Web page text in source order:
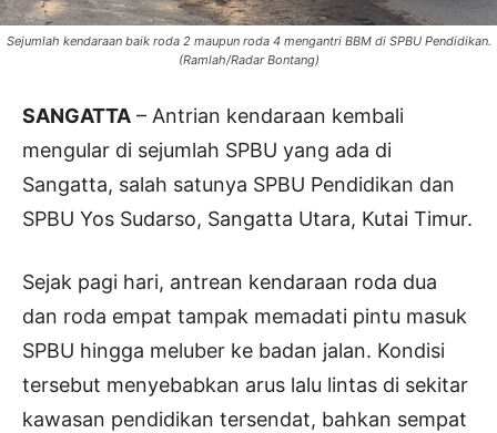
Sejumlah kendaraan baik roda 2 maupun roda 4 mengantri BBM di SPBU Pendidikan.
(Ramlah/Radar Bontang)
SANGATTA – Antrian kendaraan kembali
mengular di sejumlah SPBU yang ada di
Sangatta, salah satunya SPBU Pendidikan dan
SPBU Yos Sudarso, Sangatta Utara, Kutai Timur.
Sejak pagi hari, antrean kendaraan roda dua
dan roda empat tampak memadati pintu masuk
SPBU hingga meluber ke badan jalan. Kondisi
tersebut menyebabkan arus lalu lintas di sekitar
kawasan pendidikan tersendat, bahkan sempat